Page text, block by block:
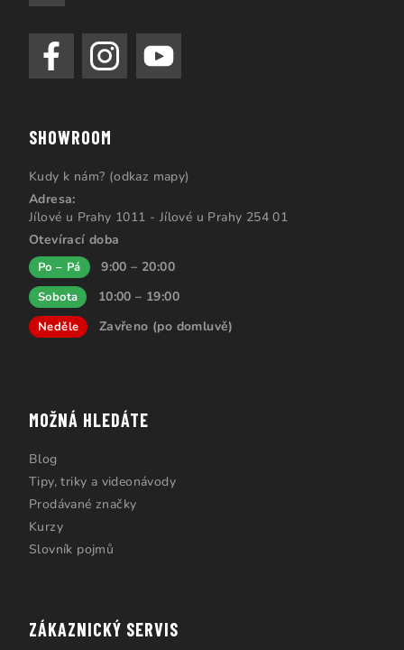
SHOWROOM
Kudy k nám? (odkaz mapy)
Adresa:
Jílové u Prahy 1011 - Jílové u Prahy 254 01
Otevírací doba
Po – Pá 9:00 – 20:00
Sobota 10:00 – 19:00
Neděle Zavřeno (po domluvě)
MOŽNÁ HLEDÁTE
Blog
Tipy, triky a videonávody
Prodávané značky
Kurzy
Slovník pojmů
ZÁKAZNICKÝ SERVIS